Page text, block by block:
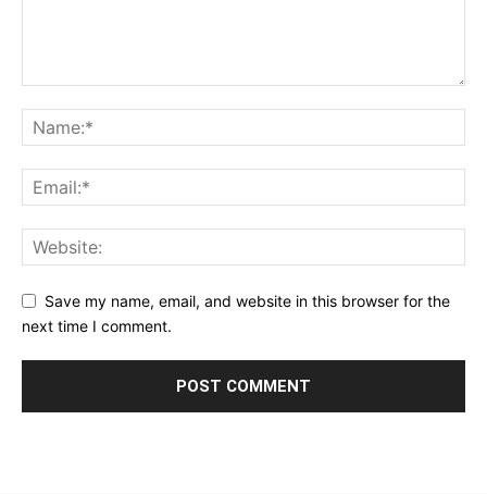
Save my name, email, and website in this browser for the
next time I comment.